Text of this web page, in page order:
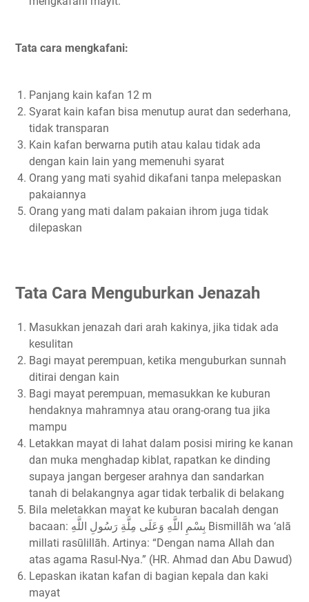
Tata cara mengkafani:
Panjang kain kafan 12 m
Syarat kain kafan bisa menutup aurat dan sederhana,
tidak transparan
Kain kafan berwarna putih atau kalau tidak ada
dengan kain lain yang memenuhi syarat
Orang yang mati syahid dikafani tanpa melepaskan
pakaiannya
Orang yang mati dalam pakaian ihrom juga tidak
dilepaskan
Tata Cara Menguburkan Jenazah
Masukkan jenazah dari arah kakinya, jika tidak ada
kesulitan
Bagi mayat perempuan, ketika menguburkan sunnah
ditirai dengan kain
Bagi mayat perempuan, memasukkan ke kuburan
hendaknya mahramnya atau orang-orang tua jika
mampu
Letakkan mayat di lahat dalam posisi miring ke kanan
dan muka menghadap kiblat, rapatkan ke dinding
supaya jangan bergeser arahnya dan sandarkan
tanah di belakangnya agar tidak terbalik di belakang
Bila meletakkan mayat ke kuburan bacalah dengan
bacaan: بِسْمِ اللَّهِ وَعَلَى مِلَّةِ رَسُولِ اللَّهِ Bismillāh wa ‘alā
millati rasūlillāh. Artinya: “Dengan nama Allah dan
atas agama Rasul-Nya.” (HR. Ahmad dan Abu Dawud)
Lepaskan ikatan kafan di bagian kepala dan kaki
mayat